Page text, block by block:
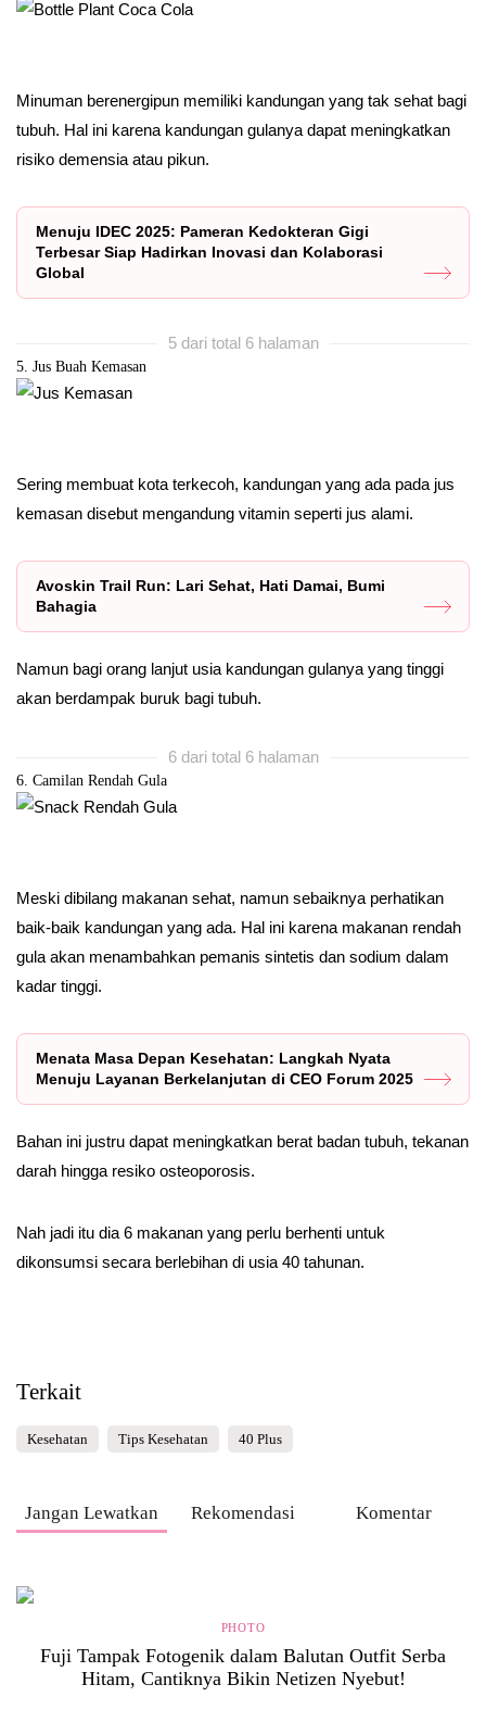
Minuman berenergipun memiliki kandungan yang tak sehat bagi
tubuh. Hal ini karena kandungan gulanya dapat meningkatkan
risiko demensia atau pikun.
Menuju IDEC 2025: Pameran Kedokteran Gigi
Terbesar Siap Hadirkan Inovasi dan Kolaborasi
Global
5 dari total 6 halaman
5. Jus Buah Kemasan
Sering membuat kota terkecoh, kandungan yang ada pada jus
kemasan disebut mengandung vitamin seperti jus alami.
Avoskin Trail Run: Lari Sehat, Hati Damai, Bumi
Bahagia
Namun bagi orang lanjut usia kandungan gulanya yang tinggi
akan berdampak buruk bagi tubuh.
6 dari total 6 halaman
6. Camilan Rendah Gula
Meski dibilang makanan sehat, namun sebaiknya perhatikan
baik-baik kandungan yang ada. Hal ini karena makanan rendah
gula akan menambahkan pemanis sintetis dan sodium dalam
kadar tinggi.
Menata Masa Depan Kesehatan: Langkah Nyata
Menuju Layanan Berkelanjutan di CEO Forum 2025
Bahan ini justru dapat meningkatkan berat badan tubuh, tekanan
darah hingga resiko osteoporosis.
Nah jadi itu dia 6 makanan yang perlu berhenti untuk
dikonsumsi secara berlebihan di usia 40 tahunan.
Terkait
Kesehatan Tips Kesehatan 40 Plus
Jangan Lewatkan Rekomendasi Komentar
PHOTO
Fuji Tampak Fotogenik dalam Balutan Outfit Serba
Hitam, Cantiknya Bikin Netizen Nyebut!